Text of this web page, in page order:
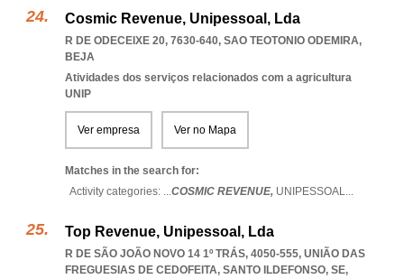
Cosmic Revenue, Unipessoal, Lda
R DE ODECEIXE 20, 7630-640, SAO TEOTONIO ODEMIRA,
BEJA
Atividades dos serviços relacionados com a agricultura
UNIP
Ver empresa Ver no Mapa
Matches in the search for:
Activity categories: ...COSMIC REVENUE, UNIPESSOAL...
Top Revenue, Unipessoal, Lda
R DE SÃO JOÃO NOVO 14 1º TRÁS, 4050-555, UNIÃO DAS
FREGUESIAS DE CEDOFEITA, SANTO ILDEFONSO, SE,